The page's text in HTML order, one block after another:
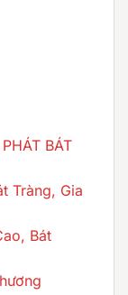
BÁT
Tràng, Gia
Bát